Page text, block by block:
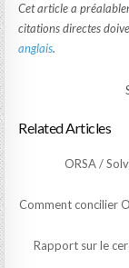
Cet article a
citations directes
anglais.
Related Articles
ORSA /
Comment concilier
Rapport sur le